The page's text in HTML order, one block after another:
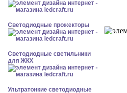
Светодиодные прожекторы
Светодиодные светильники
для ЖКХ
Ультратонкие светодиодные